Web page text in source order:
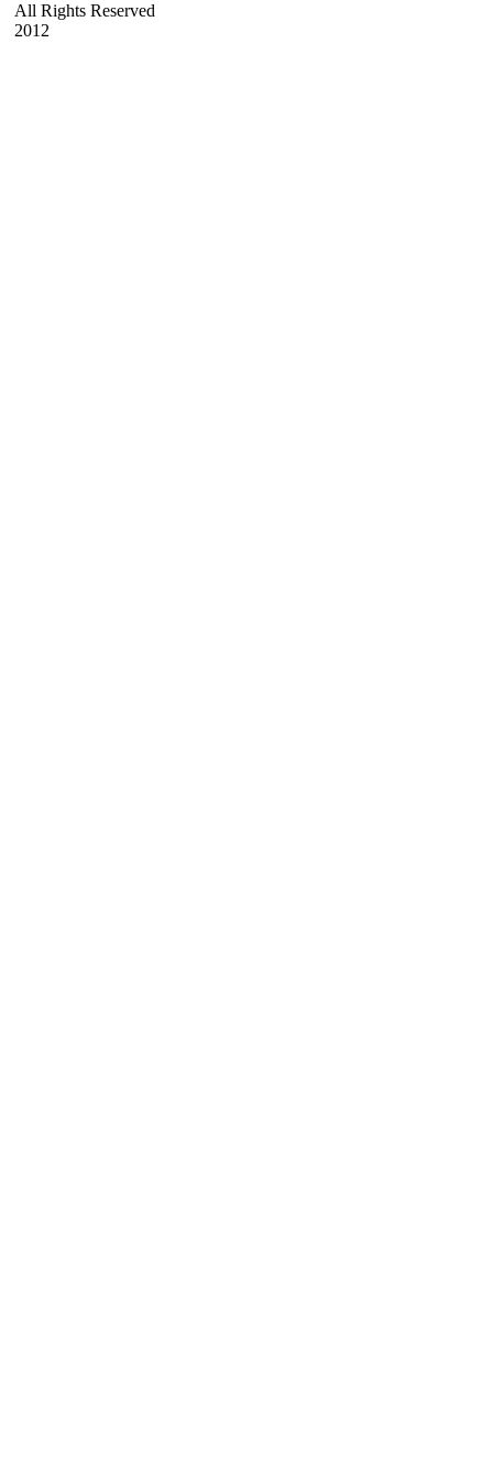
All Rights Reserved
2012